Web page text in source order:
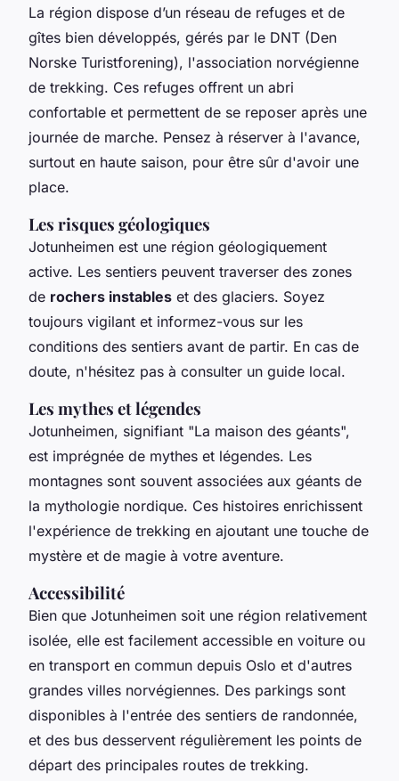
La région dispose d’un réseau de refuges et de
gîtes bien développés, gérés par le DNT (Den
Norske Turistforening), l'association norvégienne
de trekking. Ces refuges offrent un abri
confortable et permettent de se reposer après une
journée de marche. Pensez à réserver à l'avance,
surtout en haute saison, pour être sûr d'avoir une
place.
Les risques géologiques
Jotunheimen est une région géologiquement
active. Les sentiers peuvent traverser des zones
de rochers instables et des glaciers. Soyez
toujours vigilant et informez-vous sur les
conditions des sentiers avant de partir. En cas de
doute, n'hésitez pas à consulter un guide local.
Les mythes et légendes
Jotunheimen, signifiant "La maison des géants",
est imprégnée de mythes et légendes. Les
montagnes sont souvent associées aux géants de
la mythologie nordique. Ces histoires enrichissent
l'expérience de trekking en ajoutant une touche de
mystère et de magie à votre aventure.
Accessibilité
Bien que Jotunheimen soit une région relativement
isolée, elle est facilement accessible en voiture ou
en transport en commun depuis Oslo et d'autres
grandes villes norvégiennes. Des parkings sont
disponibles à l'entrée des sentiers de randonnée,
et des bus desservent régulièrement les points de
départ des principales routes de trekking.